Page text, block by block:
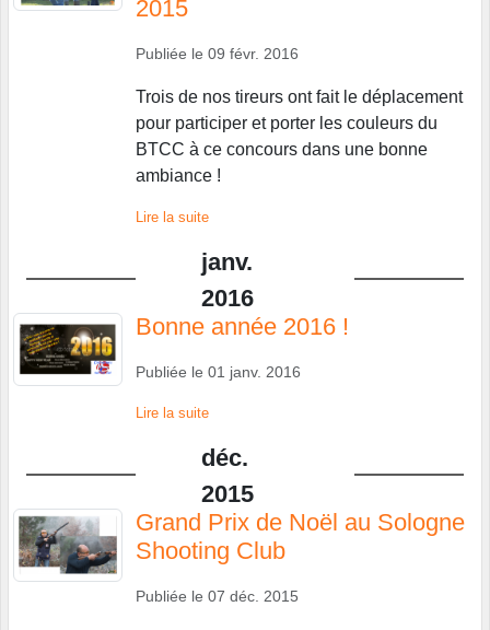
2015
Publiée le 09 févr. 2016
Trois de nos tireurs ont fait le déplacement
pour participer et porter les couleurs du
BTCC à ce concours dans une bonne
ambiance !
Lire la suite
janv.
2016
Bonne année 2016 !
Publiée le 01 janv. 2016
Lire la suite
déc.
2015
Grand Prix de Noël au Sologne
Shooting Club
Publiée le 07 déc. 2015